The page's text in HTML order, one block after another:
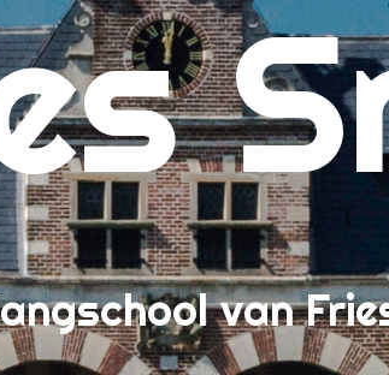
van
Sneek
van Zangles Sneek vinden
de Leukste Zangschool van Friesland!
voorwaarden
Tips & Tricks